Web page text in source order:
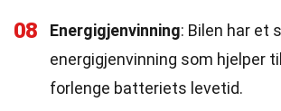
08 Energigjenvinning: Bilen har et
energigjenvinning som hjelper
forlenge batteriets levetid.